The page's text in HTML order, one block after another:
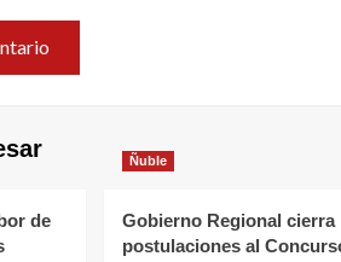
de
Ñuble
Gobierno Regional cierra
postulaciones al